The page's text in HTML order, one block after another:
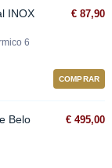
INOX
6
€ 87,90
COMPRAR
Belo
€ 495,00